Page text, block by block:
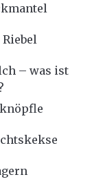
– was ist